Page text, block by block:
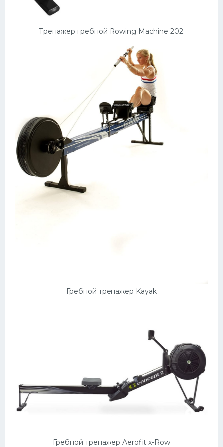
Тренажер гребной Rowing Machine 202.
Гребной тренажер Kayak
Гребной тренажер Aerofit x-Row